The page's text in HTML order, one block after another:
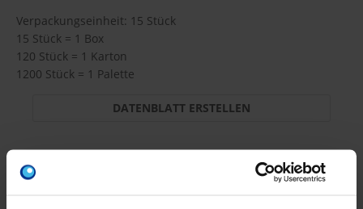
Verpackungseinheit: 15 Stück
15 Stück = 1 Box
120 Stück = 1 Karton
1200 Stück = 1 Palette
DATENBLATT ERSTELLEN
ALM50